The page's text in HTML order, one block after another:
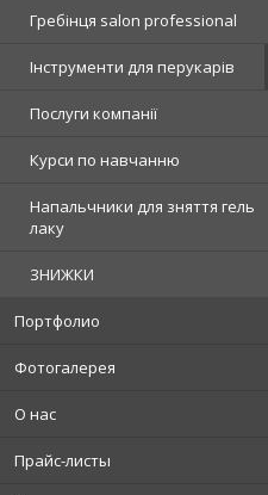
Гребінця salon professional
Інструменти для перукарів
Послуги компанії
Курси по навчанню
Напальчники для зняття гель
лаку
ЗНИЖКИ
Портфолио
Фотогалерея
О нас
Прайс-листы